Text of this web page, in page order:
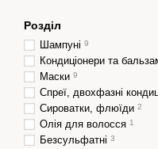
Розділ
Шампуні 9
Кондиціонери та
Маски 9
Спреї, двохфазні
Сироватки, флюїди 2
Олія для волосся 1
Безсульфатні 3